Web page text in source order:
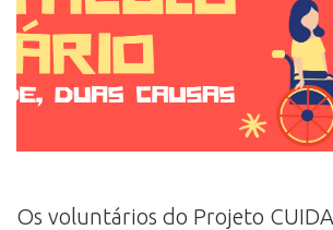
Os voluntários do Projeto